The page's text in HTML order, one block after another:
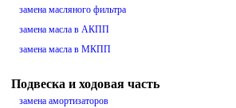
замена масляного фильтра
замена масла в АКПП
замена масла в МКПП
Подвеска и ходовая часть
замена амортизаторов